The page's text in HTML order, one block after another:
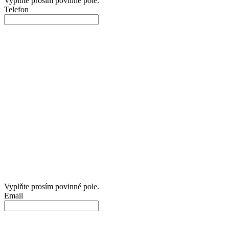
Telefon
Vyplňte prosím povinné pole.
Email